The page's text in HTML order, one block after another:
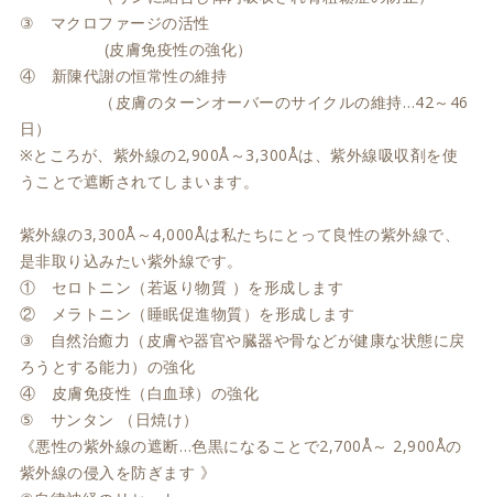
③ マクロファージの活性
(皮膚免疫性の強化）
④ 新陳代謝の恒常性の維持
（皮膚のターンオーバーのサイクルの維持…42～46
日）
※ところが、紫外線の2,900Å～3,300Åは、紫外線吸収剤を使
うことで遮断されてしまいます。
紫外線の3,300Å～4,000Åは私たちにとって良性の紫外線で、
是非取り込みたい紫外線です。
① セロトニン（若返り物質 ）を形成します
② メラトニン（睡眠促進物質）を形成します
③ 自然治癒力（皮膚や器官や臓器や骨などが健康な状態に戻
ろうとする能力）の強化
④ 皮膚免疫性（白血球）の強化
⑤ サンタン （日焼け）
《悪性の紫外線の遮断…色黒になることで2,700Å～ 2,900Åの
紫外線の侵入を防ぎます 》